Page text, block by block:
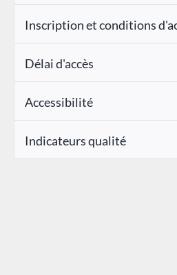
Inscription et conditions
Délai d'accès
Accessibilité
Indicateurs qualité